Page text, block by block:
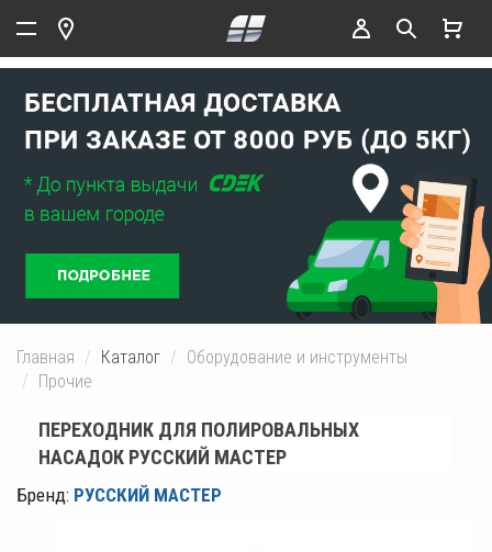
Главная Каталог
Оборудование и инструменты
Прочие
ПЕРЕХОДНИК ДЛЯ ПОЛИРОВАЛЬНЫХ
НАСАДОК РУССКИЙ МАСТЕР
Бренд: РУССКИЙ МАСТЕР